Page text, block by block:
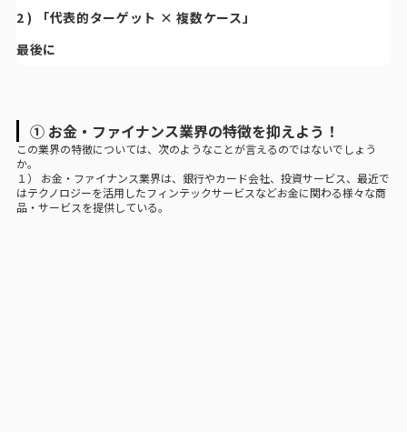
2 ) 「代表的ターゲット × 複数ケース」
最後に
① お金・ファイナンス業界の特徴を抑えよう！
この業界の特徴については、次のようなことが言えるのではないでしょう
か。
１） お金・ファイナンス業界は、銀行やカード会社、投資サービス、最近で
はテクノロジーを活用したフィンテックサービスなどお金に関わる様々な商
品・サービスを提供している。